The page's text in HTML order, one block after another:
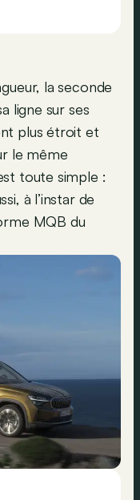
la seconde
ligne sur ses
plus étroit et
le même
toute simple :
à l’instar de
MQB du